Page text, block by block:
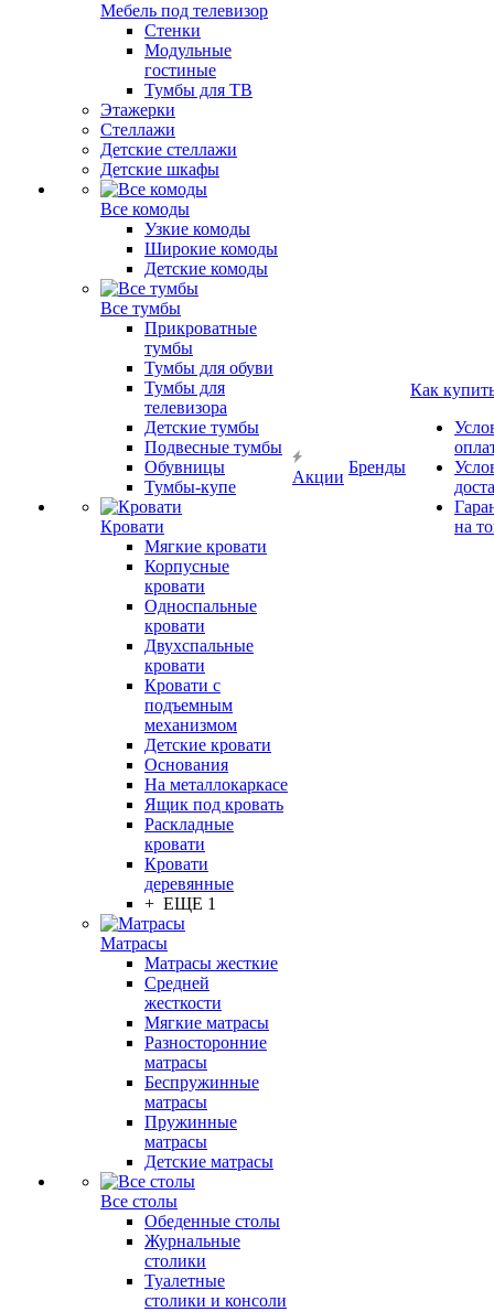
Мебель под телевизор
Стенки
Модульные
гостиные
Тумбы для ТВ
Этажерки
Стеллажи
Детские стеллажи
Детские шкафы
Все комоды
Узкие комоды
Широкие комоды
Детские комоды
Все тумбы
Прикроватные
тумбы
Тумбы для обуви
Тумбы для
телевизора
Детские тумбы
Подвесные тумбы
Обувницы
Тумбы-купе
Кровати
Мягкие кровати
Корпусные
кровати
Односпальные
кровати
Двухспальные
кровати
Кровати с
подъемным
механизмом
Детские кровати
Основания
На металлокаркасе
Ящик под кровать
Раскладные
кровати
Кровати
деревянные
+ ЕЩЕ 1
Матрасы
Матрасы жесткие
Средней
жесткости
Мягкие матрасы
Разносторонние
матрасы
Беспружинные
матрасы
Пружинные
матрасы
Детские матрасы
Все столы
Обеденные столы
Журнальные
столики
Туалетные
столики и консоли
Акции
Бренды
Как
на